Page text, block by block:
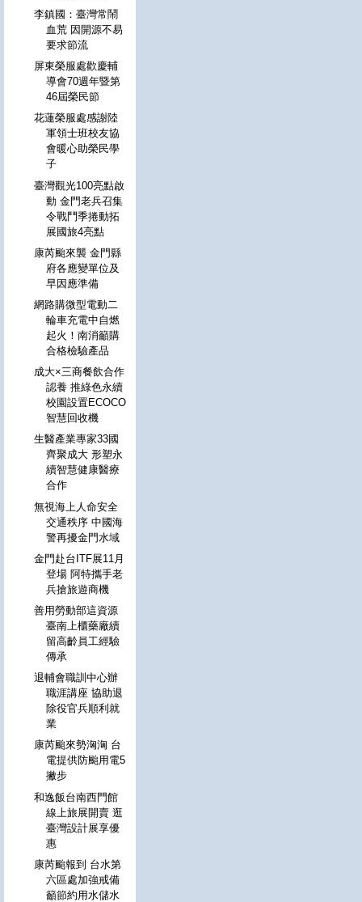
李鎮國：臺灣常鬧
血荒 因開源不易
要求節流
屏東榮服處歡慶輔
導會70週年暨第
46屆榮民節
花蓮榮服處感謝陸
軍領士班校友協
會暖心助榮民學
子
臺灣觀光100亮點啟
動 金門老兵召集
令戰鬥季捲動拓
展國旅4亮點
康芮颱來襲 金門縣
府各應變單位及
早因應準備
網路購微型電動二
輪車充電中自燃
起火！南消籲購
合格檢驗產品
成大×三商餐飲合作
認養 推綠色永續
校園設置ECOCO
智慧回收機
生醫產業專家33國
齊聚成大 形塑永
續智慧健康醫療
合作
無視海上人命安全
交通秩序 中國海
警再擾金門水域
金門赴台ITF展11月
登場 阿特攜手老
兵搶旅遊商機
善用勞動部這資源
臺南上櫃藥廠續
留高齡員工經驗
傳承
退輔會職訓中心辦
職涯講座 協助退
除役官兵順利就
業
康芮颱來勢洶洶 台
電提供防颱用電5
撇步
和逸飯台南西門館
線上旅展開賣 逛
臺灣設計展享優
惠
康芮颱報到 台水第
六區處加強戒備
籲節約用水儲水